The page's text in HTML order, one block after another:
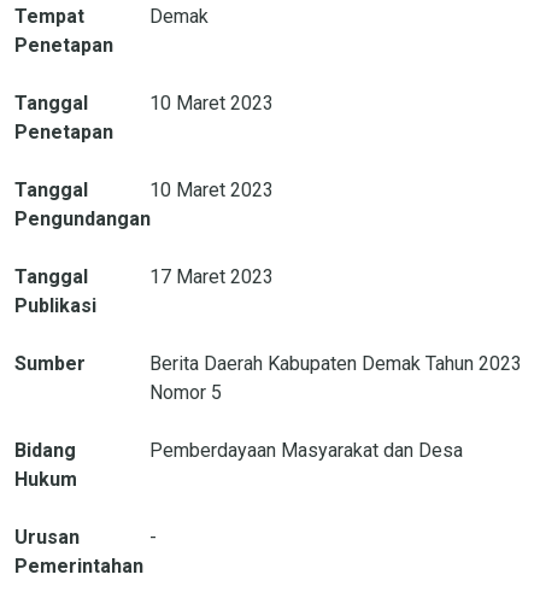
Tempat
Penetapan
Demak
Tanggal
Penetapan
10 Maret 2023
Tanggal
Pengundangan
10 Maret 2023
Tanggal
Publikasi
17 Maret 2023
Sumber
Berita Daerah Kabupaten Demak Tahun 2023
Nomor 5
Bidang
Hukum
Pemberdayaan Masyarakat dan Desa
Urusan
Pemerintahan
-